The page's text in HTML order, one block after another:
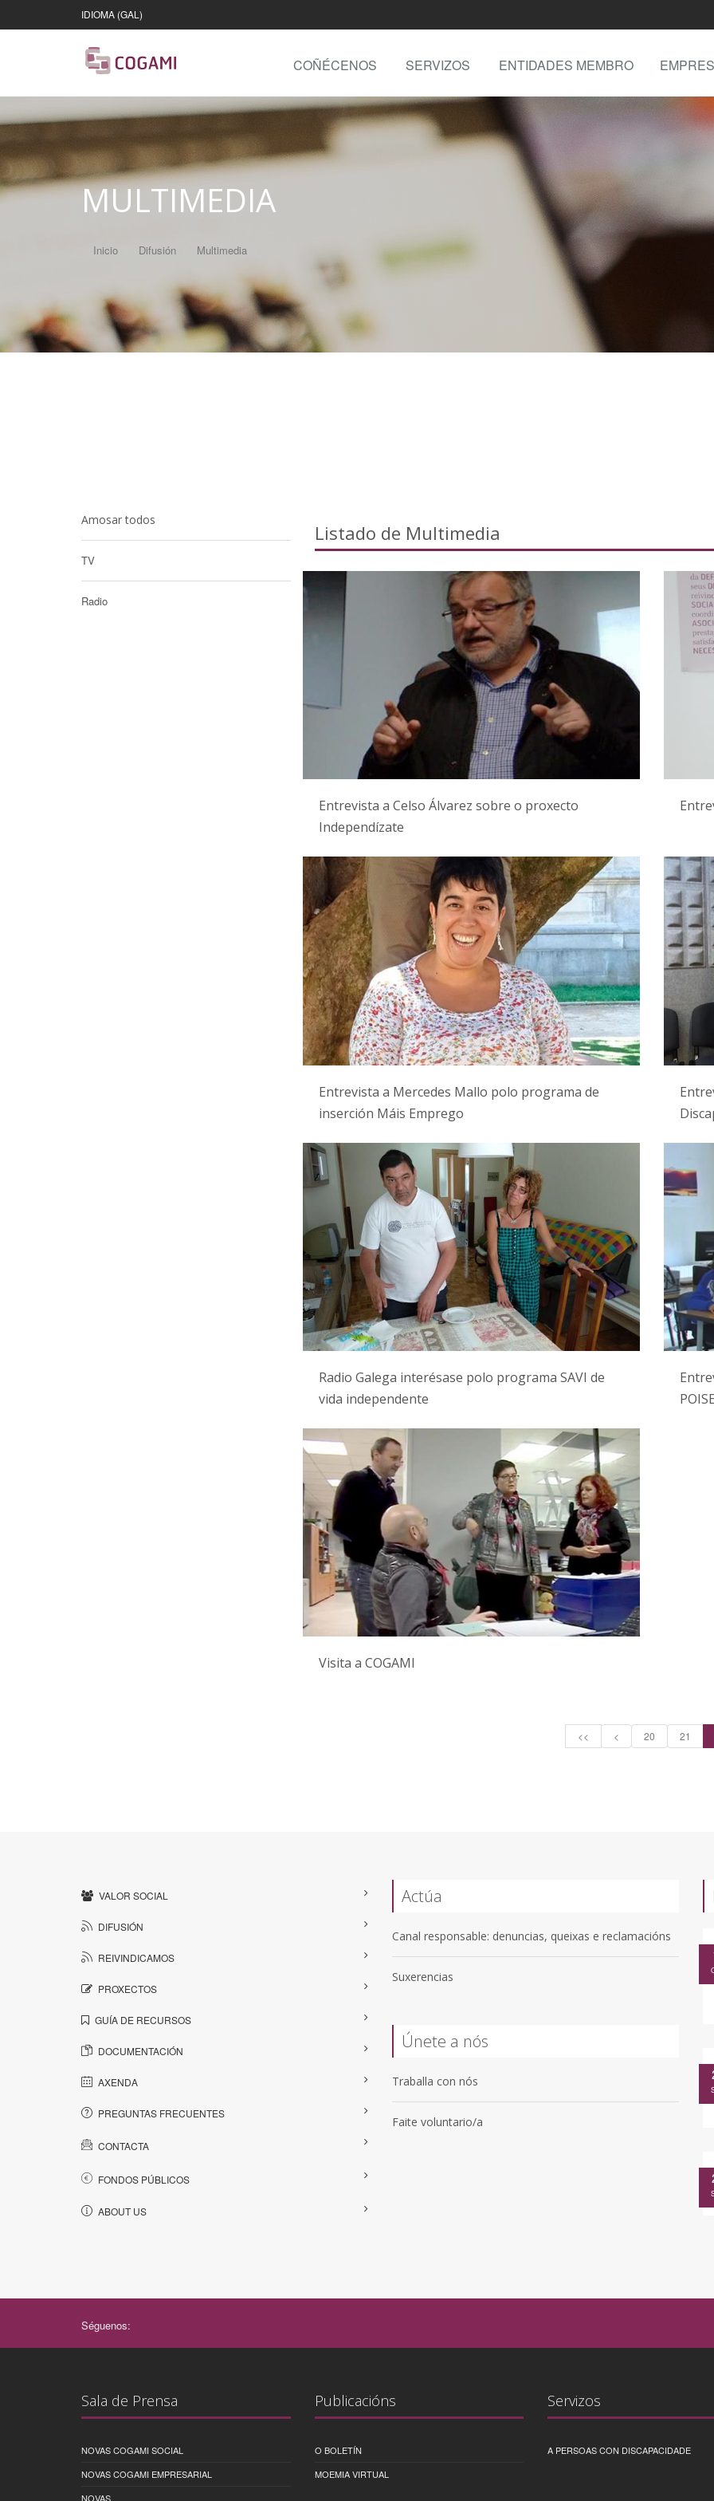
IDIOMA (GAL)
COÑÉCENOS SERVIZOS ENTIDADES MEMBRO
MULTIMEDIA
Inicio Difusión Multimedia
Amosar todos
TV
Radio
Listado de Multimedia
Entrevista a Celso Álvarez sobre o proxecto
Independízate
Entrevista a Mercedes Mallo polo programa de
inserción Máis Emprego
Radio Galega interésase polo programa SAVI de
vida independente
Visita a COGAMI
<< < 20 21
VALOR SOCIAL
DIFUSIÓN
REIVINDICAMOS
PROXECTOS
GUÍA DE RECURSOS
DOCUMENTACIÓN
AXENDA
PREGUNTAS FRECUENTES
CONTACTA
FONDOS PÚBLICOS
ABOUT US
Actúa
Canal responsable: denuncias, queixas e reclamacións
Suxerencias
Únete a nós
Traballa con nós
Faite voluntario/a
Séguenos:
Sala de Prensa
NOVAS COGAMI SOCIAL
NOVAS COGAMI EMPRESARIAL
NOVAS
Publicacións
O BOLETÍN
MOEMIA VIRTUAL
Servizos
A PERSOAS CON DISCAPACIDADE